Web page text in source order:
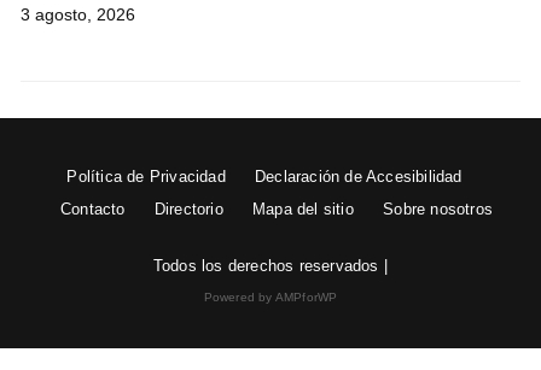
3 agosto, 2026
Política de Privacidad
Declaración de Accesibilidad
Contacto
Directorio Mapa del sitio Sobre nosotros
Todos los derechos reservados |
Powered by AMPforWP